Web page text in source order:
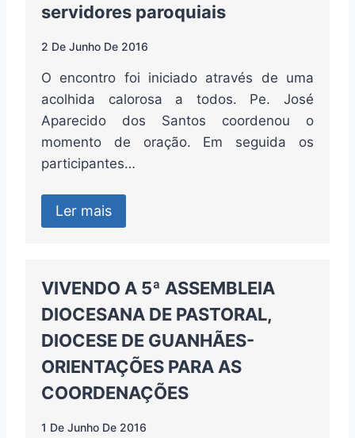
servidores paroquiais
2 De Junho De 2016
O encontro foi iniciado através de uma
acolhida calorosa a todos. Pe. José
Aparecido dos Santos coordenou o
momento de oração. Em seguida os
participantes…
Ler mais
VIVENDO A 5ª ASSEMBLEIA
DIOCESANA DE PASTORAL,
DIOCESE DE GUANHÃES-
ORIENTAÇÕES PARA AS
COORDENAÇÕES
1 De Junho De 2016